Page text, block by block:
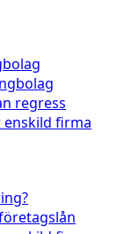
regress
firma